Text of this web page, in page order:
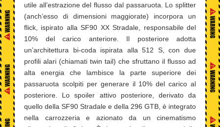
utile all’estrazione del flusso dal passaruota. Lo splitter
(anch’esso di dimensioni maggiorate) incorpora un
flick, ispirato alla SF90 XX Stradale, responsabile del
10% del carico anteriore. Il posteriore adotta
un’architettura bi-coda ispirata alla 512 S, con due
profili alari (chiamati twin tail) che sfruttano il flusso ad
alta energia che lambisce la parte superiore dei
passaruota scolpiti per generare il 10% del carico al
posteriore. Lo spoiler attivo posteriore, derivato da
quello della SF90 Stradale e della 296 GTB, è integrato
nella carrozzeria e azionato da un cinematismo